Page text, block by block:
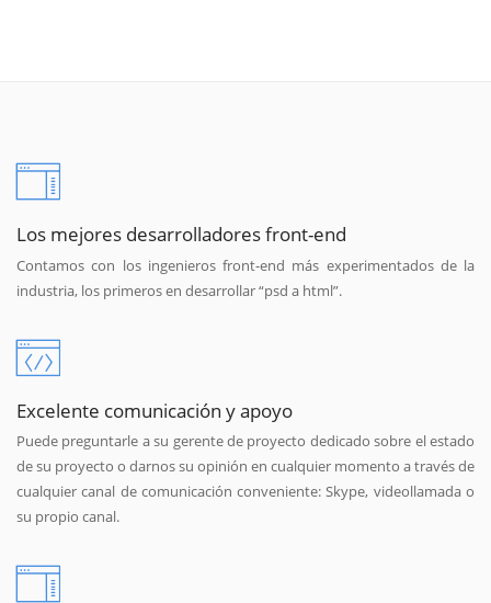
Los mejores desarrolladores front-end
Contamos con los ingenieros front-end más experimentados de la
industria, los primeros en desarrollar “psd a html”.
Excelente comunicación y apoyo
Puede preguntarle a su gerente de proyecto dedicado sobre el estado
de su proyecto o darnos su opinión en cualquier momento a través de
cualquier canal de comunicación conveniente: Skype, videollamada o
su propio canal.